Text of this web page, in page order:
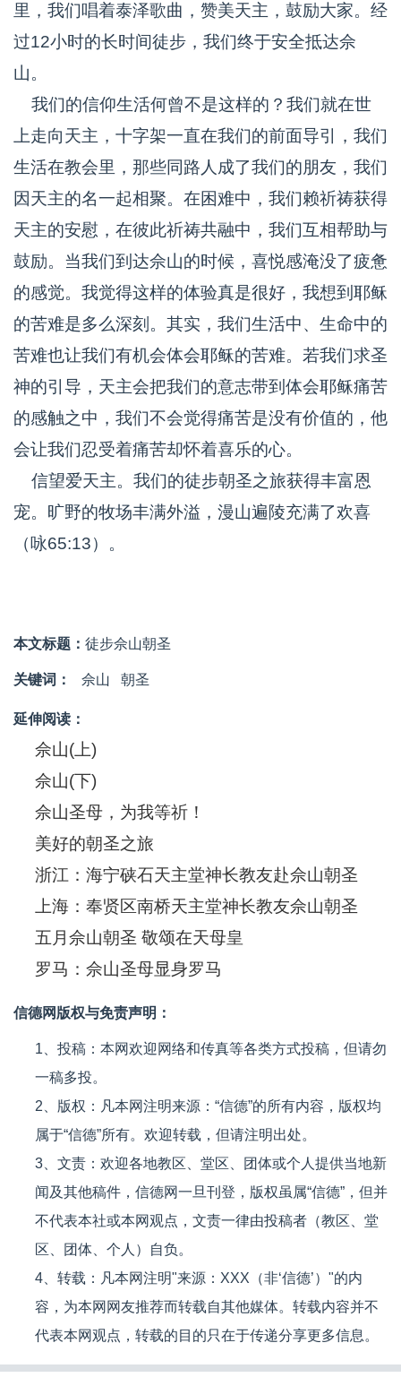
里，我们唱着泰泽歌曲，赞美天主，鼓励大家。经
过12小时的长时间徒步，我们终于安全抵达佘
山。
我们的信仰生活何曾不是这样的？我们就在世
上走向天主，十字架一直在我们的前面导引，我们
生活在教会里，那些同路人成了我们的朋友，我们
因天主的名一起相聚。在困难中，我们赖祈祷获得
天主的安慰，在彼此祈祷共融中，我们互相帮助与
鼓励。当我们到达佘山的时候，喜悦感淹没了疲惫
的感觉。我觉得这样的体验真是很好，我想到耶稣
的苦难是多么深刻。其实，我们生活中、生命中的
苦难也让我们有机会体会耶稣的苦难。若我们求圣
神的引导，天主会把我们的意志带到体会耶稣痛苦
的感触之中，我们不会觉得痛苦是没有价值的，他
会让我们忍受着痛苦却怀着喜乐的心。
信望爱天主。我们的徒步朝圣之旅获得丰富恩
宠。旷野的牧场丰满外溢，漫山遍陵充满了欢喜
（咏65:13）。
本文标题： 徒步佘山朝圣
关键词： 佘山 朝圣
延伸阅读：
佘山(上)
佘山(下)
佘山圣母，为我等祈！
美好的朝圣之旅
浙江：海宁硖石天主堂神长教友赴佘山朝圣
上海：奉贤区南桥天主堂神长教友佘山朝圣
五月佘山朝圣 敬颂在天母皇
罗马：佘山圣母显身罗马
信德网版权与免责声明：
1、投稿：本网欢迎网络和传真等各类方式投稿，但请勿
一稿多投。
2、版权：凡本网注明来源：“信德”的所有内容，版权均
属于“信德”所有。欢迎转载，但请注明出处。
3、文责：欢迎各地教区、堂区、团体或个人提供当地新
闻及其他稿件，信德网一旦刊登，版权虽属“信德”，但并
不代表本社或本网观点，文责一律由投稿者（教区、堂
区、团体、个人）自负。
4、转载：凡本网注明"来源：XXX（非‘信德’）"的内
容，为本网网友推荐而转载自其他媒体。转载内容并不
代表本网观点，转载的目的只在于传递分享更多信息。